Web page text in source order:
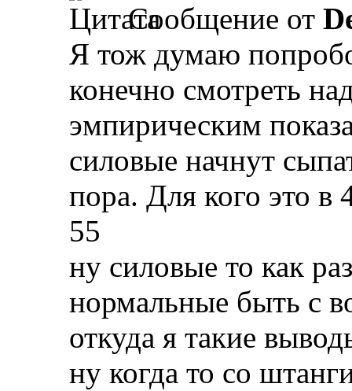
Сообщение от
Я тож думаю
конечно смотреть
эмпирическим
силовые начнут
пора. Для кого это в
55
ну силовые то как
нормальные быть с
откуда я такие
ну когда то со